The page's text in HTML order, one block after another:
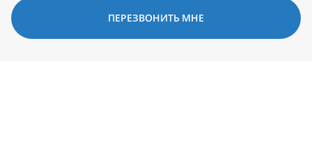
ПЕРЕЗВОНИТЬ МНЕ